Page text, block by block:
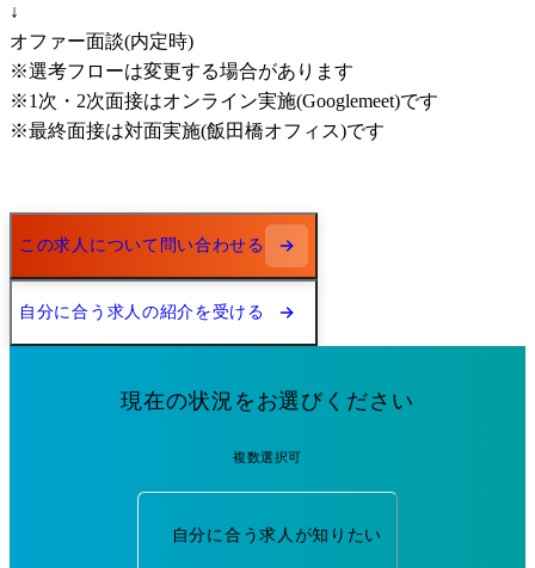
↓
オファー面談(内定時)
※選考フローは変更する場合があります
※1次・2次面接はオンライン実施(Googlemeet)です
※最終面接は対面実施(飯田橋オフィス)です
この求人について問い合わせる
自分に合う求人の紹介を受ける
現在の状況をお選びください
複数選択可
自分に合う求人が知りたい